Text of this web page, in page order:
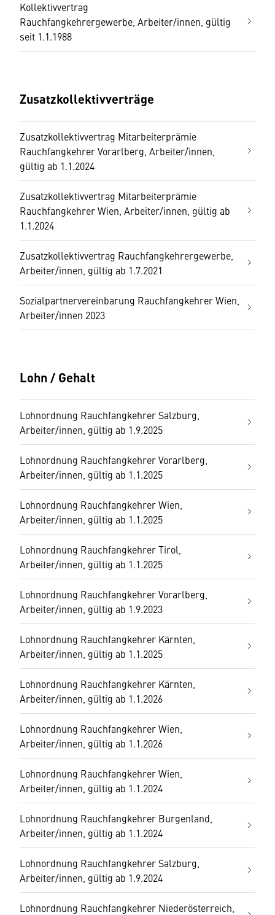
Kollektivvertrag
Rauchfangkehrergewerbe, Arbeiter/innen, gültig
seit 1.1.1988
Zusatzkollektivverträge
Zusatzkollektivvertrag Mitarbeiterprämie
Rauchfangkehrer Vorarlberg, Arbeiter/innen,
gültig ab 1.1.2024
Zusatzkollektivvertrag Mitarbeiterprämie
Rauchfangkehrer Wien, Arbeiter/innen, gültig ab
1.1.2024
Zusatzkollektivvertrag Rauchfangkehrergewerbe,
Arbeiter/innen, gültig ab 1.7.2021
Sozialpartnervereinbarung Rauchfangkehrer Wien,
Arbeiter/innen 2023
Lohn / Gehalt
Lohnordnung Rauchfangkehrer Salzburg,
Arbeiter/innen, gültig ab 1.9.2025
Lohnordnung Rauchfangkehrer Vorarlberg,
Arbeiter/innen, gültig ab 1.1.2025
Lohnordnung Rauchfangkehrer Wien,
Arbeiter/innen, gültig ab 1.1.2025
Lohnordnung Rauchfangkehrer Tirol,
Arbeiter/innen, gültig ab 1.1.2025
Lohnordnung Rauchfangkehrer Vorarlberg,
Arbeiter/innen, gültig ab 1.9.2023
Lohnordnung Rauchfangkehrer Kärnten,
Arbeiter/innen, gültig ab 1.1.2025
Lohnordnung Rauchfangkehrer Kärnten,
Arbeiter/innen, gültig ab 1.1.2026
Lohnordnung Rauchfangkehrer Wien,
Arbeiter/innen, gültig ab 1.1.2026
Lohnordnung Rauchfangkehrer Wien,
Arbeiter/innen, gültig ab 1.1.2024
Lohnordnung Rauchfangkehrer Burgenland,
Arbeiter/innen, gültig ab 1.1.2024
Lohnordnung Rauchfangkehrer Salzburg,
Arbeiter/innen, gültig ab 1.9.2024
Lohnordnung Rauchfangkehrer Niederösterreich,